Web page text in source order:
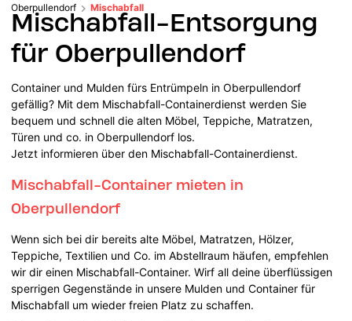
Oberpullendorf
Mischabfall
Mischabfall-Entsorgung
für Oberpullendorf
Container und Mulden fürs Entrümpeln in Oberpullendorf
gefällig? Mit dem Mischabfall-Containerdienst werden Sie
bequem und schnell die alten Möbel, Teppiche, Matratzen,
Türen und co. in Oberpullendorf los.
Jetzt informieren über den Mischabfall-Containerdienst.
Mischabfall-Container mieten in
Oberpullendorf
Wenn sich bei dir bereits alte Möbel, Matratzen, Hölzer,
Teppiche, Textilien und Co. im Abstellraum häufen, empfehlen
wir dir einen Mischabfall-Container. Wirf all deine überflüssigen
sperrigen Gegenstände in unsere Mulden und Container für
Mischabfall um wieder freien Platz zu schaffen.